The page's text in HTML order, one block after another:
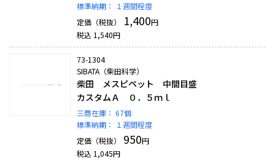
標準納期：
１週間程度
定価（税抜）
1,400円
税込 1,540円
73-1304
SIBATA（柴田科学）
柴田 メスピペット 中間目盛
カスタムＡ ０．５ｍｌ
三商在庫： 67個
標準納期：
１週間程度
定価（税抜）
950円
税込 1,045円